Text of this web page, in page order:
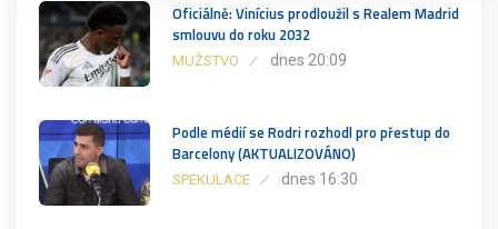
Oficiálně: Vinícius prodloužil s Realem Madrid
smlouvu do roku 2032
MUŽSTVO dnes 20:09
Podle médií se Rodri rozhodl pro přestup do
Barcelony (AKTUALIZOVÁNO)
SPEKULACE dnes 16:30